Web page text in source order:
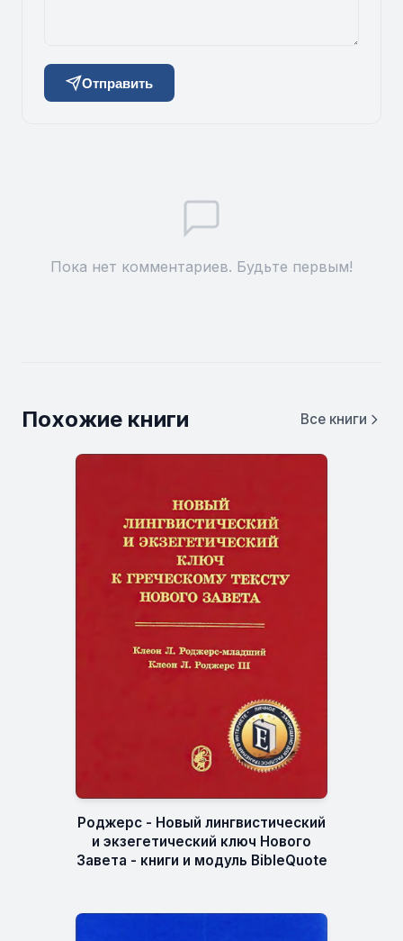
Отправить
Пока нет комментариев. Будьте первым!
Похожие книги Все книги
Роджерс - Новый лингвистический
и экзегетический ключ Нового
Завета - книги и модуль BibleQuote